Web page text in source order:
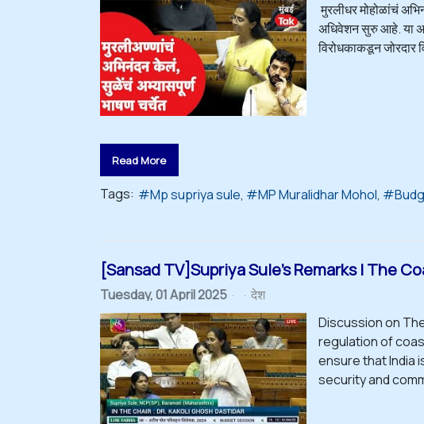
मुरलीधर मोहोळांचं
अधिवेशन सुरु आहे. या
विरोधकाकडून जोरदार
Read More
Tags: Mp supriya sule MP Muralidhar Mohol
[Sansad TV]Supriya Sule's Remarks | The
Tuesday, 01 April 2025
देश
Discussion on
regulation of
ensure that India
security and